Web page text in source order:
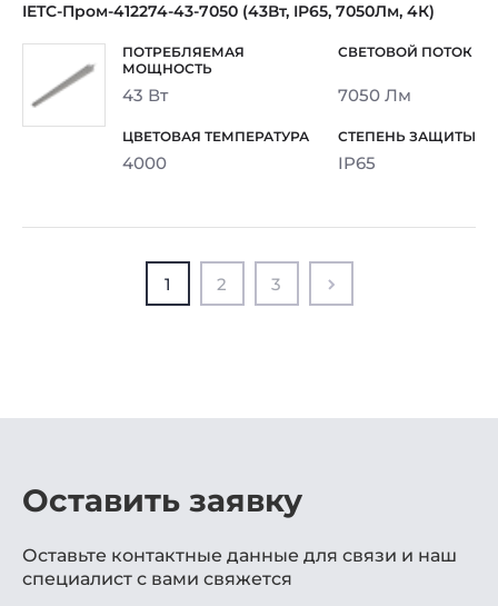
IETC-Пром-412274-43-7050 (43Вт, IP65, 7050Лм, 4К)
43 Вт 7050 Лм
4000 IP65
1 2 3
Оставить заявку
Оставьте контактные данные для связи и наш
специалист с вами свяжется